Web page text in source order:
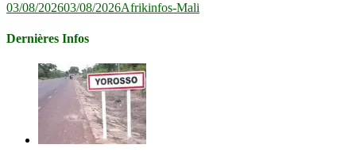
03/08/202603/08/2026Afrikinfos-Mali
Dernières Infos